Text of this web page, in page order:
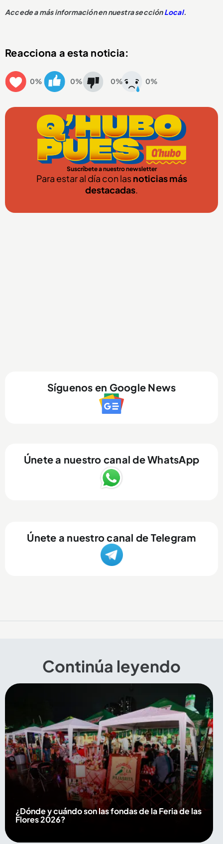
Accede a más información en nuestra secciónLocal.
Reacciona a esta noticia:
0% 0% 0% 0%
Suscríbete a nuestro newsletter
Para estar al día con lasnoticias más
destacadas.
Síguenos en Google News
Únete a nuestro canal de WhatsApp
Únete a nuestro canal de Telegram
Continúa leyendo
¿Dónde y cuándo son las fondas de la Feria de las
Flores 2026?